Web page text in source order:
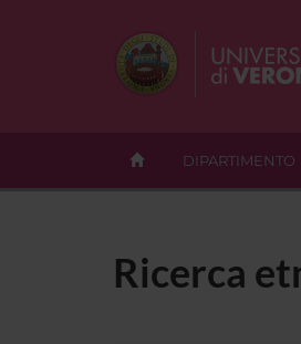
DIPARTIMENTO
Ricerca